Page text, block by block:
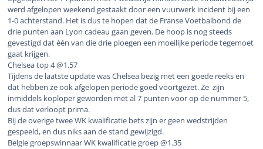
werd afgelopen weekend gestaakt door een vuurwerk incident bij een
1-0 achterstand. Het is dus te hopen dat de Franse Voetbalbond de
drie punten aan Lyon cadeau gaan geven. De hoop is nog steeds
gevestigd dat één van die drie ploegen een moeilijke periode tegemoet
gaat krijgen.
Chelsea top 4 @1.57
Tijdens de laatste update was Chelsea bezig met een goede reeks en
dat hebben ze ook afgelopen periode goed voortgezet. Ze zijn
inmiddels koploper geworden met al 7 punten voor op de nummer 5,
dus dat verloopt prima.
Bij de overige twee WK kwalificatie bets zijn er geen wedstrijden
gespeeld, en dus niks aan de stand gewijzigd.
Belgie groepswinnaar WK kwalificatie groep @1.35